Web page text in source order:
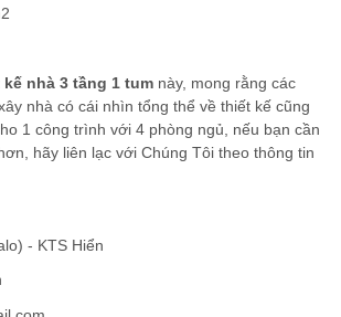
nhà 3 tầng 1 tum này, mong rằng các
nhà có cái nhìn tổng thể về thiết kế cũng
1 công trình với 4 phòng ngủ, nếu bạn cần
hãy liên lạc với Chúng Tôi theo thông tin
- KTS Hiển